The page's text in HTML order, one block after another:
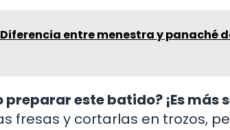
Diferencia entre menestra y panaché
este batido? ¡Es más
fresas y cortarlas en trozos,